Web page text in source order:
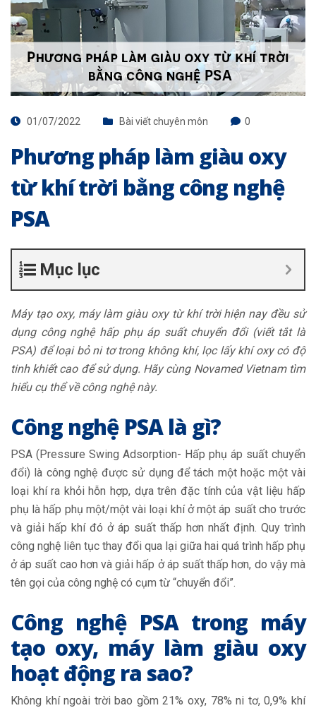
01/07/2022 Bài viết chuyên môn 0
Phương pháp làm giàu oxy
từ khí trời bằng công nghệ
PSA
Mục lục
Máy tạo oxy, máy làm giàu oxy từ khí trời hiện nay đều sử
dụng công nghệ hấp phụ áp suất chuyển đổi (viết tắt là
PSA) để loại bỏ ni tơ trong không khí, lọc lấy khí oxy có độ
tinh khiết cao để sử dụng. Hãy cùng Novamed Vietnam tìm
hiểu cụ thể về công nghệ này.
Công nghệ PSA là gì?
PSA (Pressure Swing Adsorption- Hấp phụ áp suất chuyển
đổi) là công nghệ được sử dụng để tách một hoặc một vài
loại khí ra khỏi hỗn hợp, dựa trên đặc tính của vật liệu hấp
phụ là hấp phụ một/một vài loại khí ở một áp suất cho trước
và giải hấp khí đó ở áp suất thấp hơn nhất định. Quy trình
công nghệ liên tục thay đổi qua lại giữa hai quá trình hấp phụ
ở áp suất cao hơn và giải hấp ở áp suất thấp hơn, do vậy mà
tên gọi của công nghệ có cụm từ “chuyển đổi”.
Công nghệ PSA trong máy
tạo oxy, máy làm giàu oxy
hoạt động ra sao?
Không khí ngoài trời bao gồm 21% oxy, 78% ni tơ, 0,9% khí